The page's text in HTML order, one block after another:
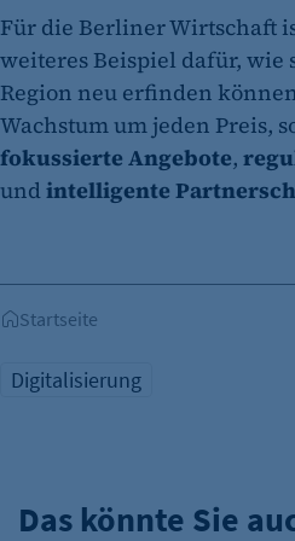
Tracking Opt-In
für ein eventuelles Opt-
Cookie Laufzeit:
"no" - 50 Jahre "yes" - 480
fe_typo_user
CMS TYPO3
Zweck:
Für die Berliner Wirtschaft
weiteres Beispiel dafür, wie
Region neu erfinden
Wachstum um jeden Preis,
fokussierte Angebote,
undintelligente
Startseite
Digitalisierung
Das könnte Sie